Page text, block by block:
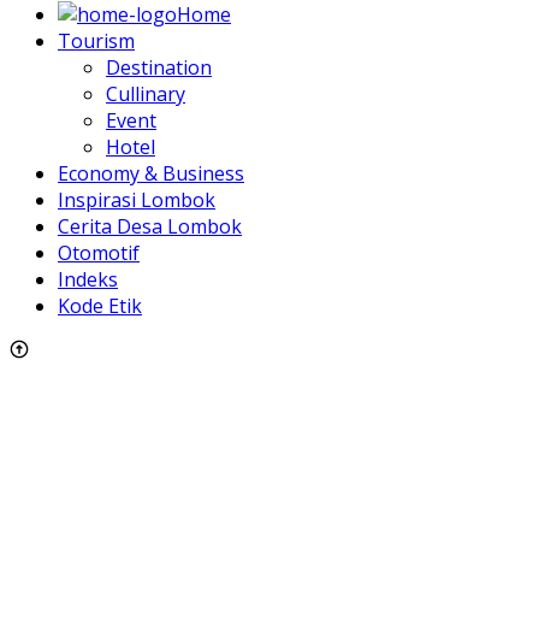
Home
Tourism
Destination
Cullinary
Event
Hotel
Economy & Business
Inspirasi Lombok
Cerita Desa Lombok
Otomotif
Indeks
Kode Etik